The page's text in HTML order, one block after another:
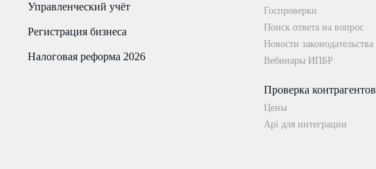
Управленческий учёт
Регистрация бизнеса
Налоговая реформа 2026
Госпроверки
Поиск ответа на вопрос
Новости законодательства
Вебинары ИПБР
Проверка контрагентов
Цены
Api для интеграции